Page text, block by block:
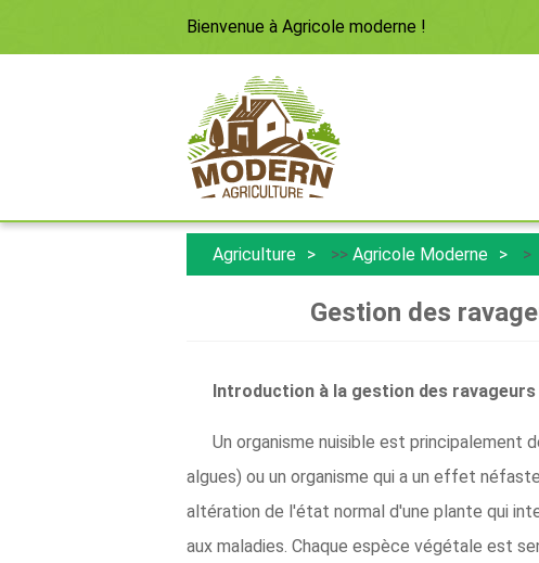
Bienvenue à Agricole moderne !
Agriculture >> Agricole Moderne >
Gestion des
Introduction à la gestion des
Un organisme nuisible est principalement
algues) ou un organisme qui a un effet
altération de l'état normal d'une plante qui
aux maladies. Chaque espèce végétale est